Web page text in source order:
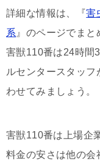
詳細な情報は、『害
系 』のページでまと
害獣110番は24時間
ルセンタースタッ
わせてみましょう。
害獣110番は上場企
料金の安さは他の会